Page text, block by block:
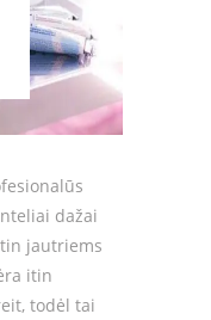
dažai
jautriems
itin
todėl tai